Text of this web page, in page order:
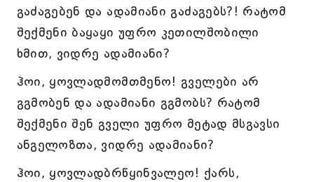
გაძაგებენ და ადამიანი გაძაგებს?! რატომ
შექმენი ბაყაყი უფრო კეთილშობილი
ხმით, ვიდრე ადამიანი?
ჰოი, ყოვლადმომთმენო! გველები არ
გგმობენ და ადამიანი გგმობს? რატომ
შექმენი შენ გველი უფრო მეტად მსგავსი
ანგელოზთა, ვიდრე ადამიანი?
ჰოი, ყოვლადბრწყინვალეო! ქარს,